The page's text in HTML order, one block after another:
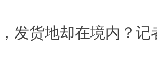
发货地却在境内？